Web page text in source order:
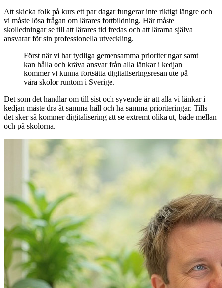
Att skicka folk på kurs ett par dagar fungerar inte riktigt längre och
vi måste lösa frågan om lärares fortbildning. Här måste
skolledningar se till att lärares tid fredas och att lärarna själva
ansvarar för sin professionella utveckling.
Först när vi har tydliga gemensamma prioriteringar samt
kan hålla och kräva ansvar från alla länkar i kedjan
kommer vi kunna fortsätta digitaliseringsresan ute på
våra skolor runtom i Sverige.
Det som det handlar om till sist och syvende är att alla vi länkar i
kedjan måste dra åt samma håll och ha samma prioriteringar. Tills
det sker så kommer digitalisering att se extremt olika ut, både mellan
och på skolorna.